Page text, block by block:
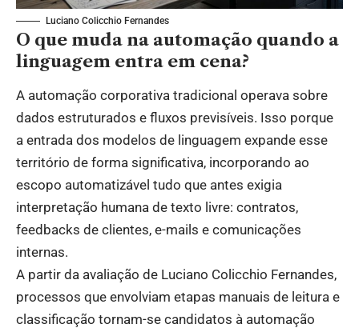
Luciano Colicchio Fernandes
O que muda na automação quando a
linguagem entra em cena?
A automação corporativa tradicional operava sobre
dados estruturados e fluxos previsíveis. Isso porque
a entrada dos modelos de linguagem expande esse
território de forma significativa, incorporando ao
escopo automatizável tudo que antes exigia
interpretação humana de texto livre: contratos,
feedbacks de clientes, e-mails e comunicações
internas.
A partir da avaliação de Luciano Colicchio Fernandes,
processos que envolviam etapas manuais de leitura e
classificação tornam-se candidatos à automação